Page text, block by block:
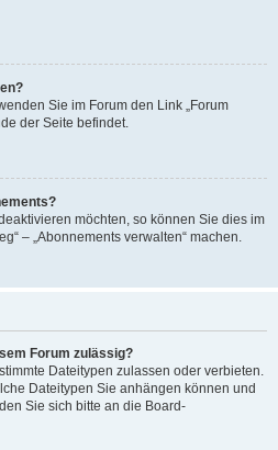
Sie im Forum den Link „Forum
der Seite befindet.
möchten, so können Sie dies im
– „Abonnements verwalten“ machen.
Forum zulässig?
Dateitypen zulassen oder verbieten.
Dateitypen Sie anhängen können und
Sie sich bitte an die Board-